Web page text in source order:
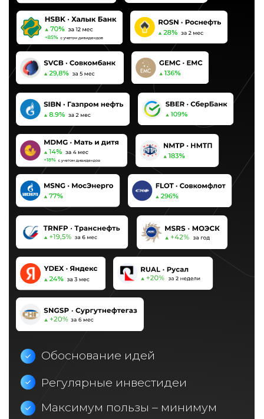
НАША
КОМАНДА
Вы также имеете возможность
подарить подписку своему другу
Сколько стоит и
что входит в аналитику